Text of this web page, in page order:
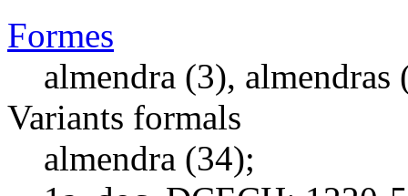
Formes
almendra (3), almendras
Variants formals
almendra (34);